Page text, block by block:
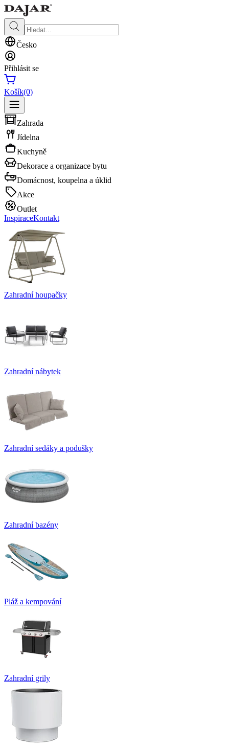
Česko
Přihlásit se
Košík(0)
Zahrada
Jídelna
Kuchyně
Dekorace a organizace bytu
Domácnost, koupelna a úklid
Akce
Outlet
InspiraceKontakt
Zahradní houpačky
Zahradní nábytek
Zahradní sedáky a podušky
Zahradní bazény
Pláž a kempování
Zahradní grily